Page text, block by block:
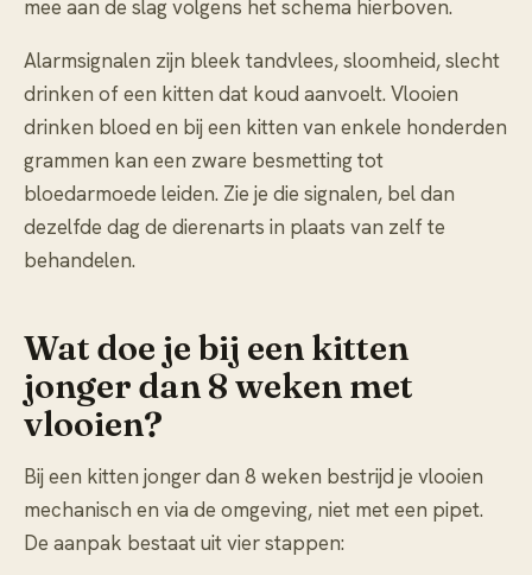
mee aan de slag volgens het schema hierboven.
Alarmsignalen zijn bleek tandvlees, sloomheid, slecht
drinken of een kitten dat koud aanvoelt. Vlooien
drinken bloed en bij een kitten van enkele honderden
grammen kan een zware besmetting tot
bloedarmoede leiden. Zie je die signalen, bel dan
dezelfde dag de dierenarts in plaats van zelf te
behandelen.
Wat doe je bij een kitten
jonger dan 8 weken met
vlooien?
Bij een kitten jonger dan 8 weken bestrijd je vlooien
mechanisch en via de omgeving, niet met een pipet.
De aanpak bestaat uit vier stappen: